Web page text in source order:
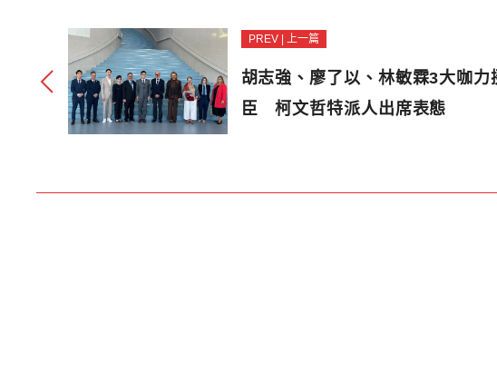
PREV | 上一篇
胡志強、廖了以、林敏霖3大咖力
臣 柯文哲特派人出席表態